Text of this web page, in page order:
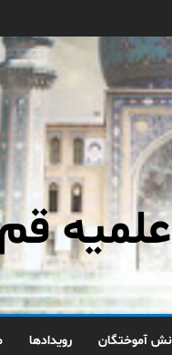
آموختگان رویدادها